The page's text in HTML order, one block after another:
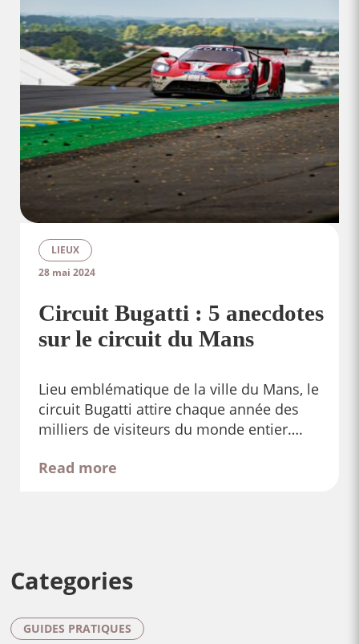
LIEUX
28 mai 2024
Circuit Bugatti : 5 anecdotes
sur le circuit du Mans
Lieu emblématique de la ville du Mans, le
circuit Bugatti attire chaque année des
milliers de visiteurs du monde entier….
Read more
Categories
GUIDES PRATIQUES